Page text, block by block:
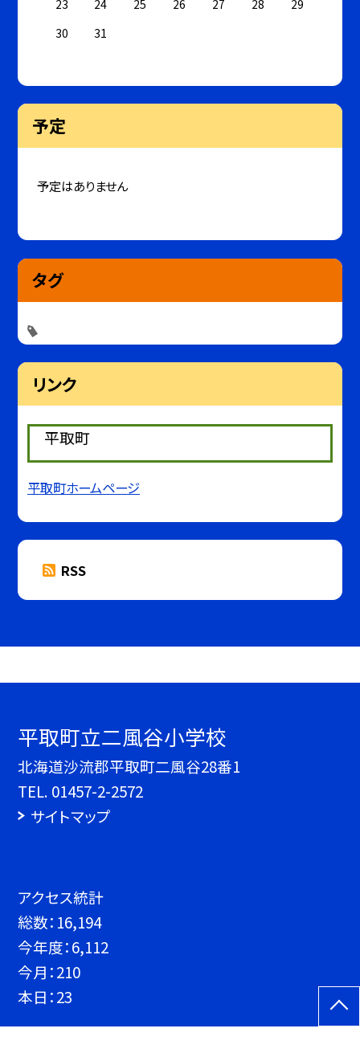
23
24 25 26 27 28
29
30
31
予定
予定はありません
タグ
リンク
平取町
平取町ホームページ
RSS
平取町立二風谷小学校
北海道沙流郡平取町二風谷28番1
TEL. 01457-2-2572
サイトマップ
アクセス統計
総数： 16,194
今年度：6,112
今月：210
本日：23